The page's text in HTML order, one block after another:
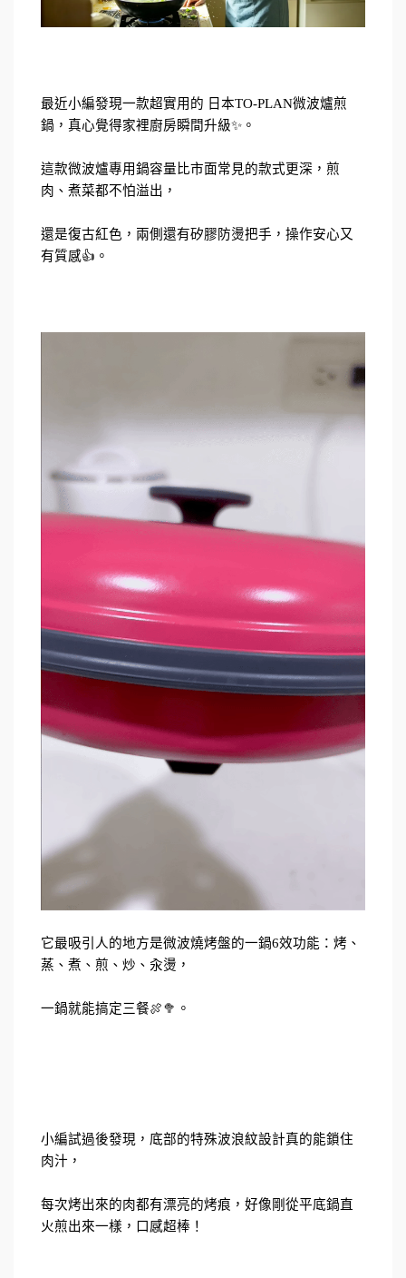
最近小編發現一款超實用的 日本TO-PLAN微波爐煎
鍋，真心覺得家裡廚房瞬間升級✨。
這款微波爐專用鍋容量比市面常見的款式更深，煎
肉、煮菜都不怕溢出，
還是復古紅色，兩側還有矽膠防燙把手，操作安心又
有質感👍。
它最吸引人的地方是微波燒烤盤的一鍋6效功能：烤、
蒸、煮、煎、炒、汆燙，
一鍋就能搞定三餐🍖🥦。
小編試過後發現，底部的特殊波浪紋設計真的能鎖住
肉汁，
每次烤出來的肉都有漂亮的烤痕，好像剛從平底鍋直
火煎出來一樣，口感超棒！